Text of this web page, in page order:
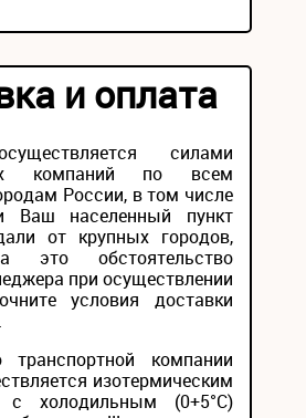
и оплата
силами
компаний по всем
России, в том числе
Ваш населенный пункт
от крупных городов,
это обстоятельство
при осуществлении
условия доставки
компании
изотермическим
с холодильным (0+5°С)